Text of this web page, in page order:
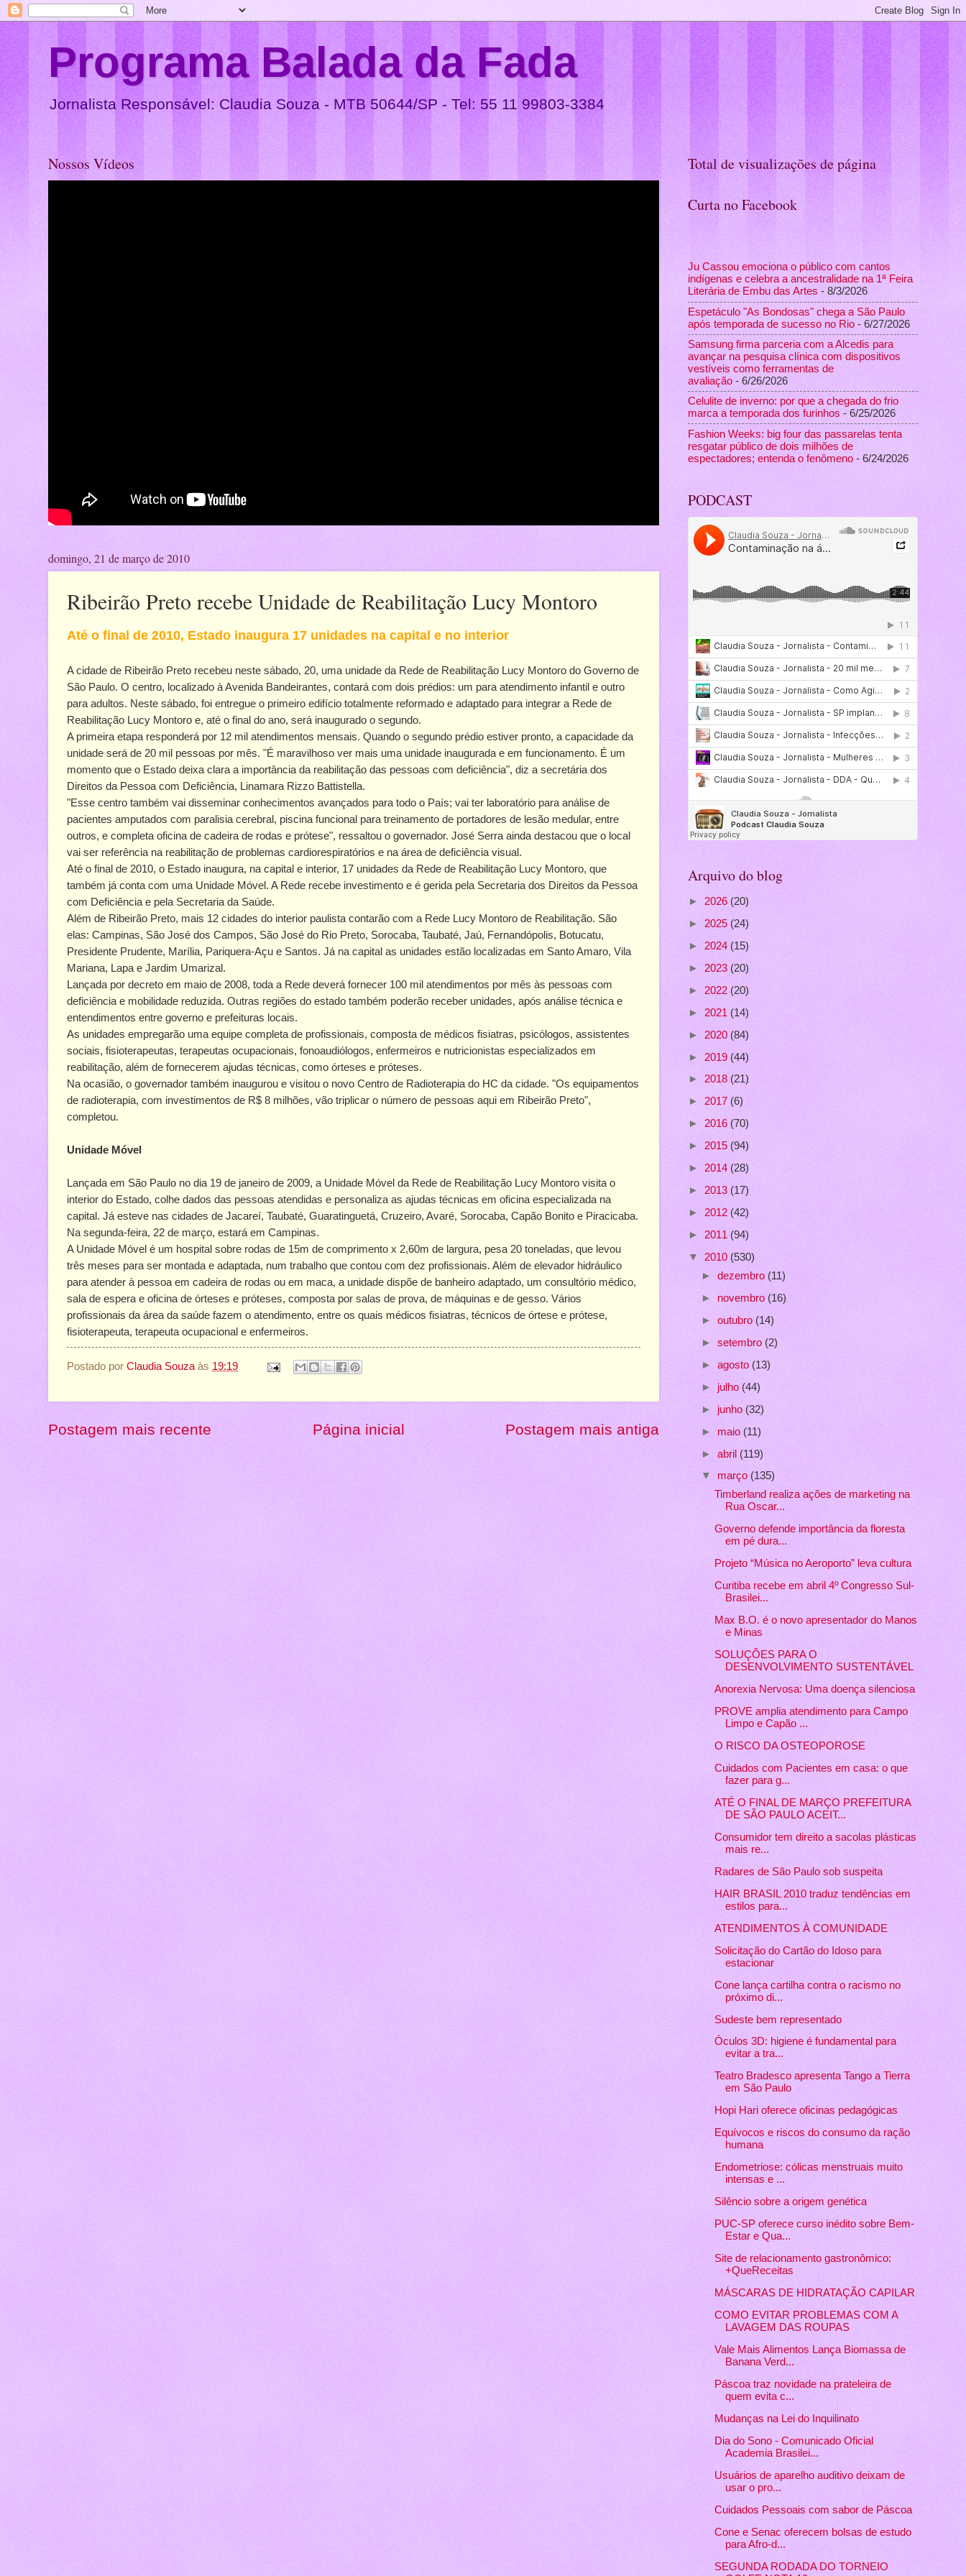
Programa Balada da Fada
Jornalista Responsável: Claudia Souza - MTB 50644/SP - Tel: 55 11 99803-3384
Nossos Vídeos
domingo, 21 de março de 2010
Ribeirão Preto recebe Unidade de Reabilitação Lucy Montoro
Até o final de 2010, Estado inaugura 17 unidades na capital e no interior
A cidade de Ribeirão Preto recebeu neste sábado, 20, uma unidade da Rede de Reabilitação Lucy Montoro do Governo de
São Paulo. O centro, localizado à Avenida Bandeirantes, contará com dois prédios: um para atendimento infantil e outro
para adultos. Neste sábado, foi entregue o primeiro edifício totalmente reformado e adaptado para integrar a Rede de
Reabilitação Lucy Montoro e, até o final do ano, será inaugurado o segundo.
A primeira etapa responderá por 12 mil atendimentos mensais. Quando o segundo prédio estiver pronto, a capacidade da
unidade será de 20 mil pessoas por mês. "É maravilhoso ver mais uma unidade inaugurada e em funcionamento. É um
momento que o Estado deixa clara a importância da reabilitação das pessoas com deficiência", diz a secretária dos
Direitos da Pessoa com Deficiência, Linamara Rizzo Battistella.
"Esse centro também vai disseminar conhecimentos avançados para todo o País; vai ter laboratório para análise de
pacientes amputados com paralisia cerebral, piscina funcional para treinamento de portadores de lesão medular, entre
outros, e completa oficina de cadeira de rodas e prótese", ressaltou o governador. José Serra ainda destacou que o local
vai ser referência na reabilitação de problemas cardiorespiratórios e na área de deficiência visual.
Até o final de 2010, o Estado inaugura, na capital e interior, 17 unidades da Rede de Reabilitação Lucy Montoro, que
também já conta com uma Unidade Móvel. A Rede recebe investimento e é gerida pela Secretaria dos Direitos da Pessoa
com Deficiência e pela Secretaria da Saúde.
Além de Ribeirão Preto, mais 12 cidades do interior paulista contarão com a Rede Lucy Montoro de Reabilitação. São
elas: Campinas, São José dos Campos, São José do Rio Preto, Sorocaba, Taubaté, Jaú, Fernandópolis, Botucatu,
Presidente Prudente, Marília, Pariquera-Açu e Santos. Já na capital as unidades estão localizadas em Santo Amaro, Vila
Mariana, Lapa e Jardim Umarizal.
Lançada por decreto em maio de 2008, toda a Rede deverá fornecer 100 mil atendimentos por mês às pessoas com
deficiência e mobilidade reduzida. Outras regiões do estado também poderão receber unidades, após análise técnica e
entendimentos entre governo e prefeituras locais.
As unidades empregarão uma equipe completa de profissionais, composta de médicos fisiatras, psicólogos, assistentes
sociais, fisioterapeutas, terapeutas ocupacionais, fonoaudiólogos, enfermeiros e nutricionistas especializados em
reabilitação, além de fornecerem ajudas técnicas, como órteses e próteses.
Na ocasião, o governador também inaugurou e visitou o novo Centro de Radioterapia do HC da cidade. "Os equipamentos
de radioterapia, com investimentos de R$ 8 milhões, vão triplicar o número de pessoas aqui em Ribeirão Preto",
completou.
Unidade Móvel
Lançada em São Paulo no dia 19 de janeiro de 2009, a Unidade Móvel da Rede de Reabilitação Lucy Montoro visita o
interior do Estado, colhe dados das pessoas atendidas e personaliza as ajudas técnicas em oficina especializada na
capital. Já esteve nas cidades de Jacareí, Taubaté, Guaratinguetá, Cruzeiro, Avaré, Sorocaba, Capão Bonito e Piracicaba.
Na segunda-feira, 22 de março, estará em Campinas.
A Unidade Móvel é um hospital sobre rodas de 15m de comprimento x 2,60m de largura, pesa 20 toneladas, que levou
três meses para ser montada e adaptada, num trabalho que contou com dez profissionais. Além de elevador hidráulico
para atender à pessoa em cadeira de rodas ou em maca, a unidade dispõe de banheiro adaptado, um consultório médico,
sala de espera e oficina de órteses e próteses, composta por salas de prova, de máquinas e de gesso. Vários
profissionais da área da saúde fazem o atendimento, entre os quais médicos fisiatras, técnicos de órtese e prótese,
fisioterapeuta, terapeuta ocupacional e enfermeiros.
Postado por Claudia Souza às 19:19
Postagem mais recente Postagem mais antiga
Página inicial
Total de visualizações de página
Curta no Facebook
Ju Cassou emociona o público com cantos
indígenas e celebra a ancestralidade na 1ª Feira
Literária de Embu das Artes - 8/3/2026
Espetáculo "As Bondosas" chega a São Paulo
após temporada de sucesso no Rio - 6/27/2026
Samsung firma parceria com a Alcedis para
avançar na pesquisa clínica com dispositivos
vestíveis como ferramentas de
avaliação - 6/26/2026
Celulite de inverno: por que a chegada do frio
marca a temporada dos furinhos - 6/25/2026
Fashion Weeks: big four das passarelas tenta
resgatar público de dois milhões de
espectadores; entenda o fenômeno - 6/24/2026
PODCAST
Arquivo do blog
► 2026 (20)
► 2025 (24)
► 2024 (15)
► 2023 (20)
► 2022 (20)
► 2021 (14)
► 2020 (84)
► 2019 (44)
► 2018 (21)
► 2017 (6)
► 2016 (70)
► 2015 (94)
► 2014 (28)
► 2013 (17)
► 2012 (42)
► 2011 (94)
▼ 2010 (530)
► dezembro (11)
► novembro (16)
► outubro (14)
► setembro (2)
► agosto (13)
► julho (44)
► junho (32)
► maio (11)
► abril (119)
▼ março (135)
Timberland realiza ações de marketing na
Rua Oscar...
Governo defende importância da floresta
em pé dura...
Projeto “Música no Aeroporto” leva cultura
Curitiba recebe em abril 4º Congresso Sul-
Brasilei...
Max B.O. é o novo apresentador do Manos
e Minas
SOLUÇÕES PARA O
DESENVOLVIMENTO SUSTENTÁVEL‏
Anorexia Nervosa: Uma doença silenciosa
PROVE amplia atendimento para Campo
Limpo e Capão ...
O RISCO DA OSTEOPOROSE
Cuidados com Pacientes em casa: o que
fazer para g...
ATÉ O FINAL DE MARÇO PREFEITURA
DE SÃO PAULO ACEIT...
Consumidor tem direito a sacolas plásticas
mais re...
Radares de São Paulo sob suspeita
HAIR BRASIL 2010 traduz tendências em
estilos para...
ATENDIMENTOS À COMUNIDADE
Solicitação do Cartão do Idoso para
estacionar
Cone lança cartilha contra o racismo no
próximo di...
Sudeste bem representado
Óculos 3D: higiene é fundamental para
evitar a tra...
Teatro Bradesco apresenta Tango a Tierra
em São Paulo
Hopi Hari oferece oficinas pedagógicas
Equívocos e riscos do consumo da ração
humana
Endometriose: cólicas menstruais muito
intensas e ...
Silêncio sobre a origem genética
PUC-SP oferece curso inédito sobre Bem-
Estar e Qua...
Site de relacionamento gastronômico:
+QueReceitas
MÁSCARAS DE HIDRATAÇÃO CAPILAR
COMO EVITAR PROBLEMAS COM A
LAVAGEM DAS ROUPAS
Vale Mais Alimentos Lança Biomassa de
Banana Verd...
Páscoa traz novidade na prateleira de
quem evita c...
Mudanças na Lei do Inquilinato
Dia do Sono - Comunicado Oficial
Academia Brasilei...
Usuários de aparelho auditivo deixam de
usar o pro...
Cuidados Pessoais com sabor de Páscoa
Cone e Senac oferecem bolsas de estudo
para Afro-d...
SEGUNDA RODADA DO TORNEIO